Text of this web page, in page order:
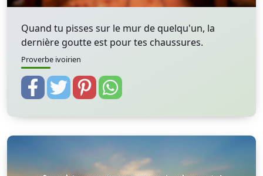
Quand tu pisses sur le mur de quelqu'un, la
dernière goutte est pour tes chaussures.
Proverbe ivoirien